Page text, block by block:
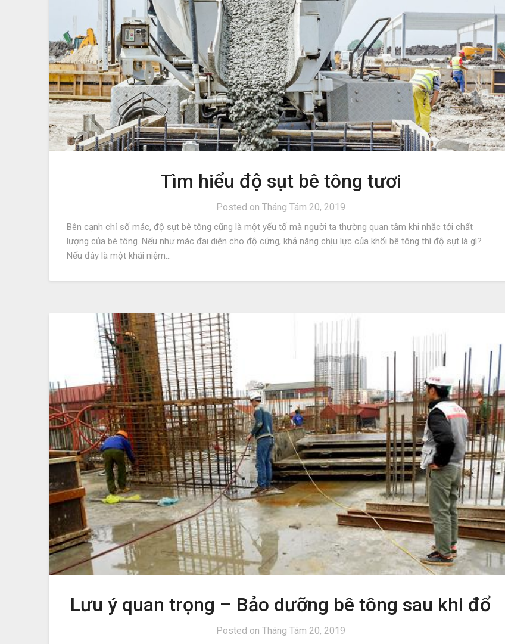
Tìm hiểu độ sụt bê tông tươi
Posted on Tháng Tám 20, 2019
Bên cạnh chỉ số mác, độ sụt bê tông cũng là một yếu tố mà người ta thường quan tâm khi nhắc tới chất
lượng của bê tông. Nếu như mác đại diện cho độ cứng, khả năng chịu lực của khối bê tông thì độ sụt là gì?
Nếu đây là một khái niệm…
Lưu ý quan trọng – Bảo dưỡng bê tông sau khi đổ
Posted on Tháng Tám 20, 2019